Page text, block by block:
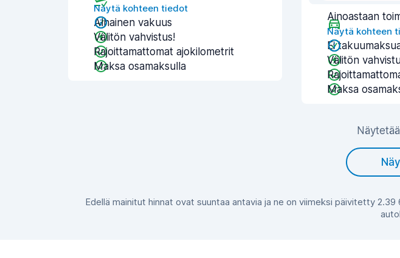
Näytä kohteen tiedot
Alhainen vakuus
Välitön vahvistus!
Rajoittamattomat ajokilometrit
Maksa osamaksulla
Ainoastaan
Näytä kohteen
Ei
Välitön
Maksa
Edellä mainitut hinnat ovat suuntaa antavia ja ne on viimeksi päivitetty